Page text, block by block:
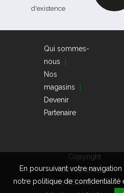
En poursuivant votre
notre politique de confidentialité
d'existence
Qui sommes-
nous
Nos
magasins
Devenir
Partenaire
Copyright
(c)2015/2019
Home RELAXE